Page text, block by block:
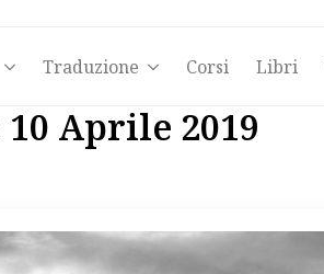
Traduzione Corsi Libri
10 Aprile 2019